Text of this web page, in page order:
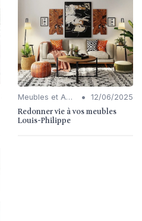
Meubles et Accessoires • 12/06/2025
Redonner vie à vos meubles
Louis-Philippe